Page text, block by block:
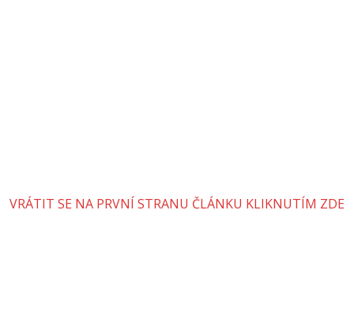
VRÁTIT SE NA PRVNÍ STRANU ČLÁNKU KLIKNUTÍM ZDE